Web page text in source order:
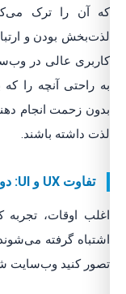
که آن را ترک
لذت‌بخش بودن و
کاربری عالی در
به راحتی آنچه را که
بدون زحمت انجام
لذت داشته باشند.
تفاوت UX و UI: دو روی یک سکه موفقیت
اشتباه گرفته
تصور کنید وب‌سایت